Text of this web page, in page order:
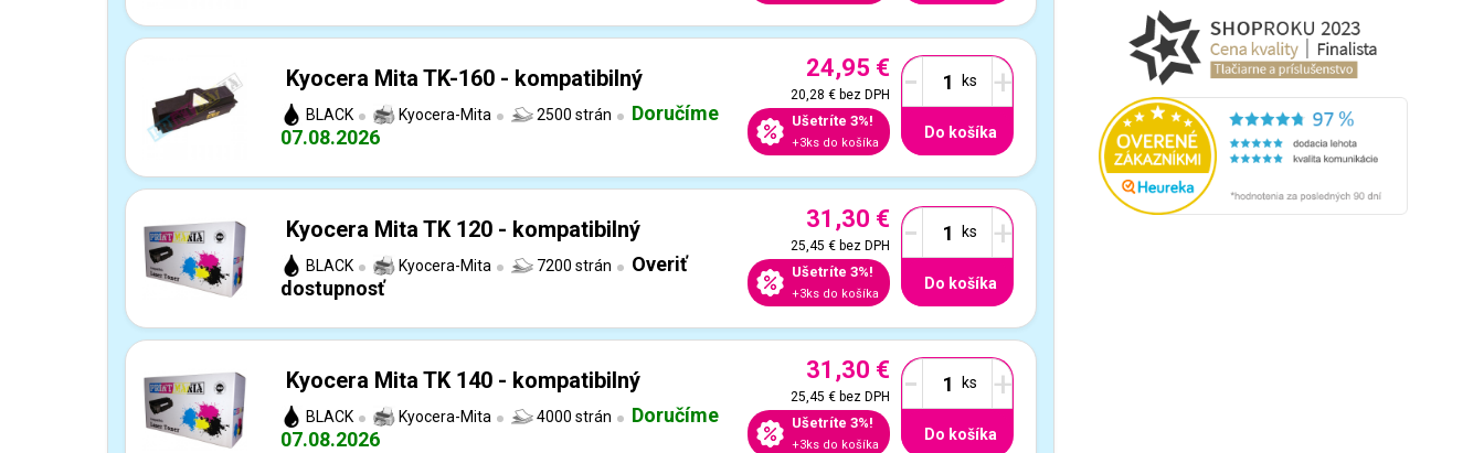
Kyocera Mita TK-160 - kompatibilný
BLACK Kyocera-Mita 2500 strán
Doručíme
07.08.2026
24,95 €
20,28 €bez DPH
Ušetríte 3%!
+3ks do košíka
- +
Do košíka
Kyocera Mita TK 120 - kompatibilný
BLACK Kyocera-Mita 7200 strán
Overiť
dostupnosť
31,30 €
25,45 €bez DPH
Ušetríte 3%!
+3ks do košíka
- +
Do košíka
Kyocera Mita TK 140 - kompatibilný
BLACK Kyocera-Mita 4000 strán
Doručíme
07.08.2026
31,30 €
25,45 €bez DPH
Ušetríte 3%!
+3ks do košíka
- +
Do košíka